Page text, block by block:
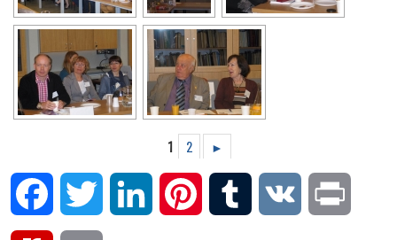
1 2 ►
Facebook Twitter LinkedIn Pinterest Tumblr VK